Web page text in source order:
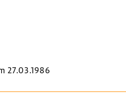
27.03.1986